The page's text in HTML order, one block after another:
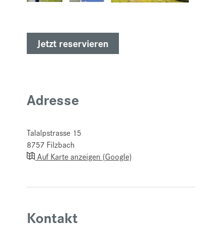
Jetzt reservieren
Adresse
Talalpstrasse 15
8757 Filzbach
Auf Karte anzeigen (Google)
Kontakt